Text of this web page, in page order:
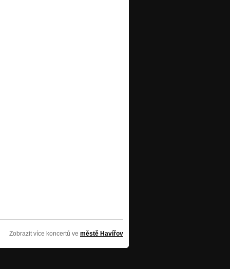
Zobrazit více koncertů ve městě Havířov